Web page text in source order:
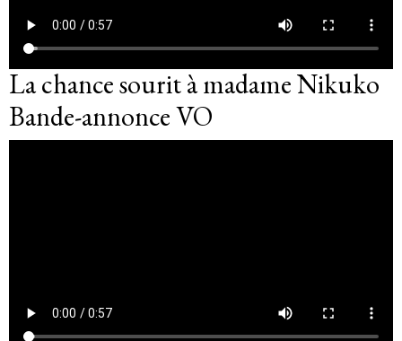
La chance sourit à madame Nikuko
Bande-annonce VO